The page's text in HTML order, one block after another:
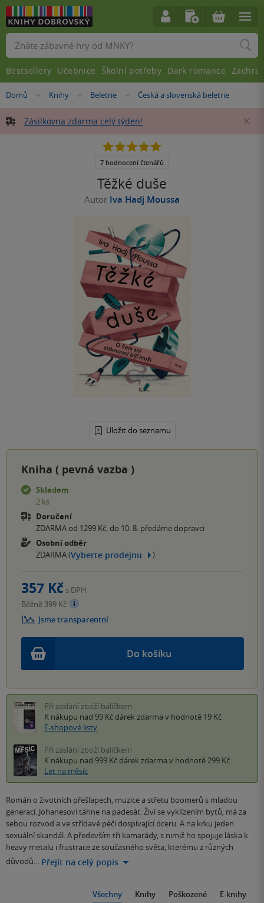
Nacházíte
zde:
Domů »
Knihy »
Beletrie »
Česká a slovenská beletrie
Zásilkovna zdarma celý týden!
Těžké duše
Autor Iva Hadj Moussa
Uložit do seznamu
5.0
5
7 hodnocení čtenářů
Kniha ( pevná vazba )
Skladem
2 ks
Doručení
ZDARMA od 1299 Kč, do 10. 8. předáme dopravci
Osobní odběr
ZDARMA (Vyberte prodejnu )
Do košíku
357 Kč s DPH
Běžně 399 Kč
Jsme transparentní
Při zaslání zboží balíčkem
K nákupu nad 99 Kč dárek zdarma v hodnotě 19 Kč
E-shopové listy
Při zaslání zboží balíčkem
K nákupu nad 999 Kč dárek zdarma v hodnotě 299 Kč
Let na měsíc
Román o životních přešlapech, muzice a střetu boomerů s mladou
generací. Johanesovi táhne na padesát. Živí se vyklízením bytů, má za
sebou rozvod a ve střídavé péči dospívající dceru. A na krku jeden
sexuální skandál. A především tři kamarády, s nimiž ho spojuje láska k
heavy metalu i frustrace ze současného světa, kterému z různých
důvodů… Přejít na celý popis
Všechny Knihy Poškozené E-knihy
Vyhledávání
Bestsellery Učebnice Školní potřeby Dark romance